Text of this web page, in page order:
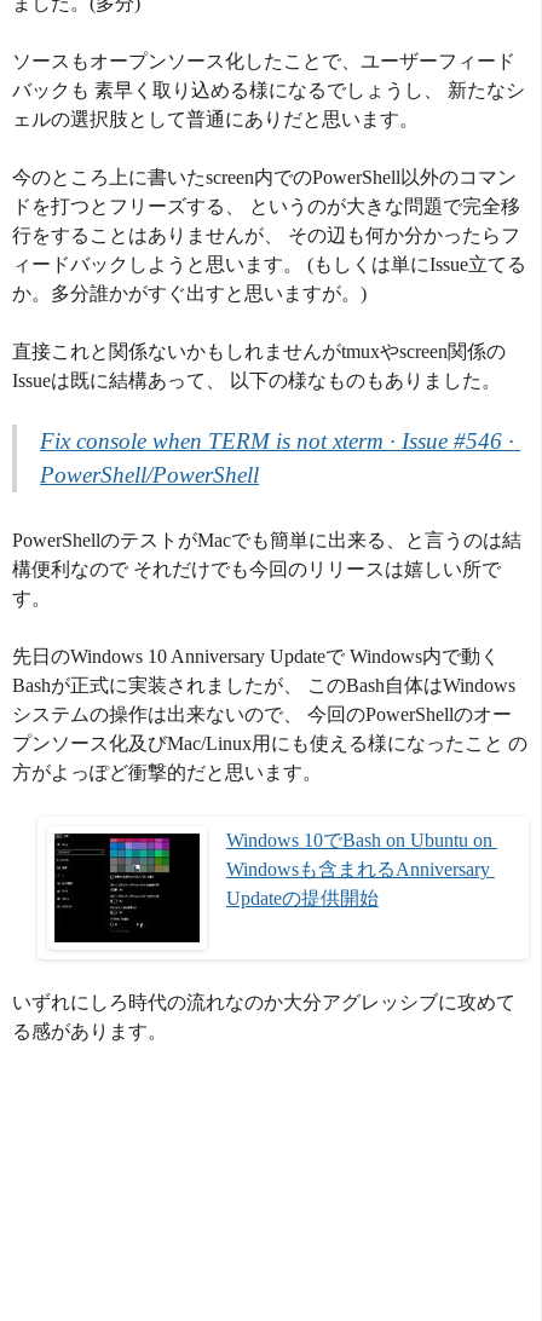
ソースもオープンソース化したことで、ユーザーフィード
バックも 素早く取り込める様になるでしょうし、 新たなシ
ェルの選択肢として普通にありだと思います。
今のところ上に書いたscreen内でのPowerShell以外のコマン
ドを打つとフリーズする、 というのが大きな問題で完全移
行をすることはありませんが、 その辺も何か分かったらフ
ィードバックしようと思います。 (もしくは単にIssue立てる
か。多分誰かがすぐ出すと思いますが。)
直接これと関係ないかもしれませんがtmuxやscreen関係の
Issueは既に結構あって、 以下の様なものもありました。
Fix console when TERM is not xterm · Issue #546 ·
PowerShell/PowerShell
PowerShellのテストがMacでも簡単に出来る、と言うのは結
構便利なので それだけでも今回のリリースは嬉しい所で
す。
先日のWindows 10 Anniversary Updateで Windows内で動く
Bashが正式に実装されましたが、 このBash自体はWindows
システムの操作は出来ないので、 今回のPowerShellのオー
プンソース化及びMac/Linux用にも使える様になったこと の
方がよっぽど衝撃的だと思います。
Windows 10でBash on Ubuntu on
Windowsも含まれるAnniversary
Updateの提供開始
いずれにしろ時代の流れなのか大分アグレッシブに攻めて
る感があります。